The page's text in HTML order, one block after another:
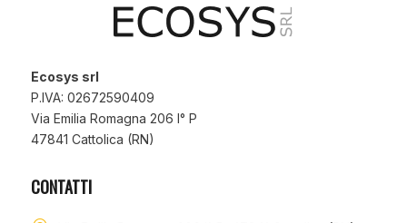
Ecosys srl
P.IVA: 02672590409
Via Emilia Romagna 206 I° P
47841 Cattolica (RN)
CONTATTI